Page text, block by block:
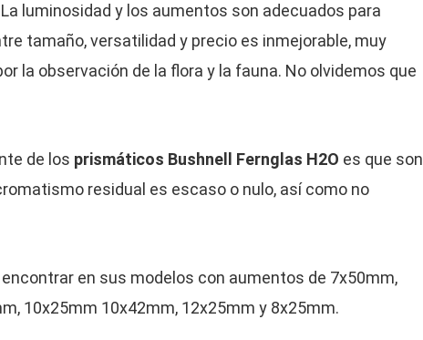
luminosidad y los aumentos son adecuados para
tamaño, versatilidad y precio es inmejorable, muy
la observación de la flora y la fauna. No olvidemos que
de los prismáticos Bushnell Fernglas H2O es que son
residual es escaso o nulo, así como no
encontrar en sus modelos con aumentos de 7x50mm,
10x25mm 10x42mm, 12x25mm y 8x25mm.